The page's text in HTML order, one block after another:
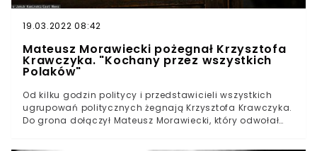
19.03.2022 08:42
Mateusz Morawiecki pożegnał Krzysztofa
Krawczyka. "Kochany przez wszystkich
Polaków"
Od kilku godzin politycy i przedstawicieli wszystkich
ugrupowań politycznych żegnają Krzysztofa Krawczyka.
Do grona dołączył Mateusz Morawiecki, który odwołał